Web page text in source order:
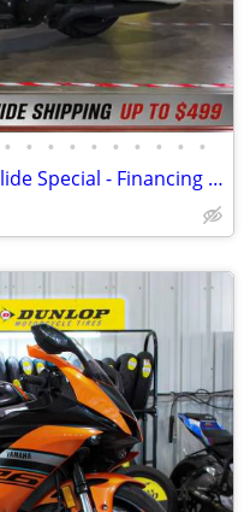
• • • • • • • • • •
2018 Harley Davidson Street Glide Special - Financing Available!